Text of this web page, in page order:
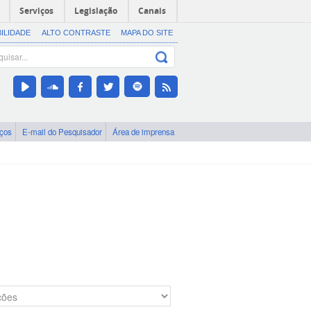
Serviços Legislação Canais
ALTO CONTRASTE MAPA DO SITE
E-mail do Pesquisador Área de imprensa